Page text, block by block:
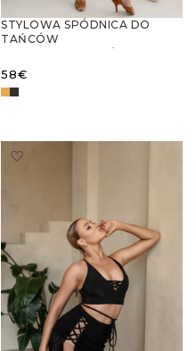
STYLOWA SPÓDNICA DO
TAŃCÓW
58€